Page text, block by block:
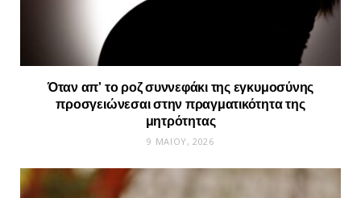
Όταν απ’ το ροζ συννεφάκι της εγκυμοσύνης
προσγειώνεσαι στην πραγματικότητα της
μητρότητας
9 ΜΑΪ́ΟΥ, 2026